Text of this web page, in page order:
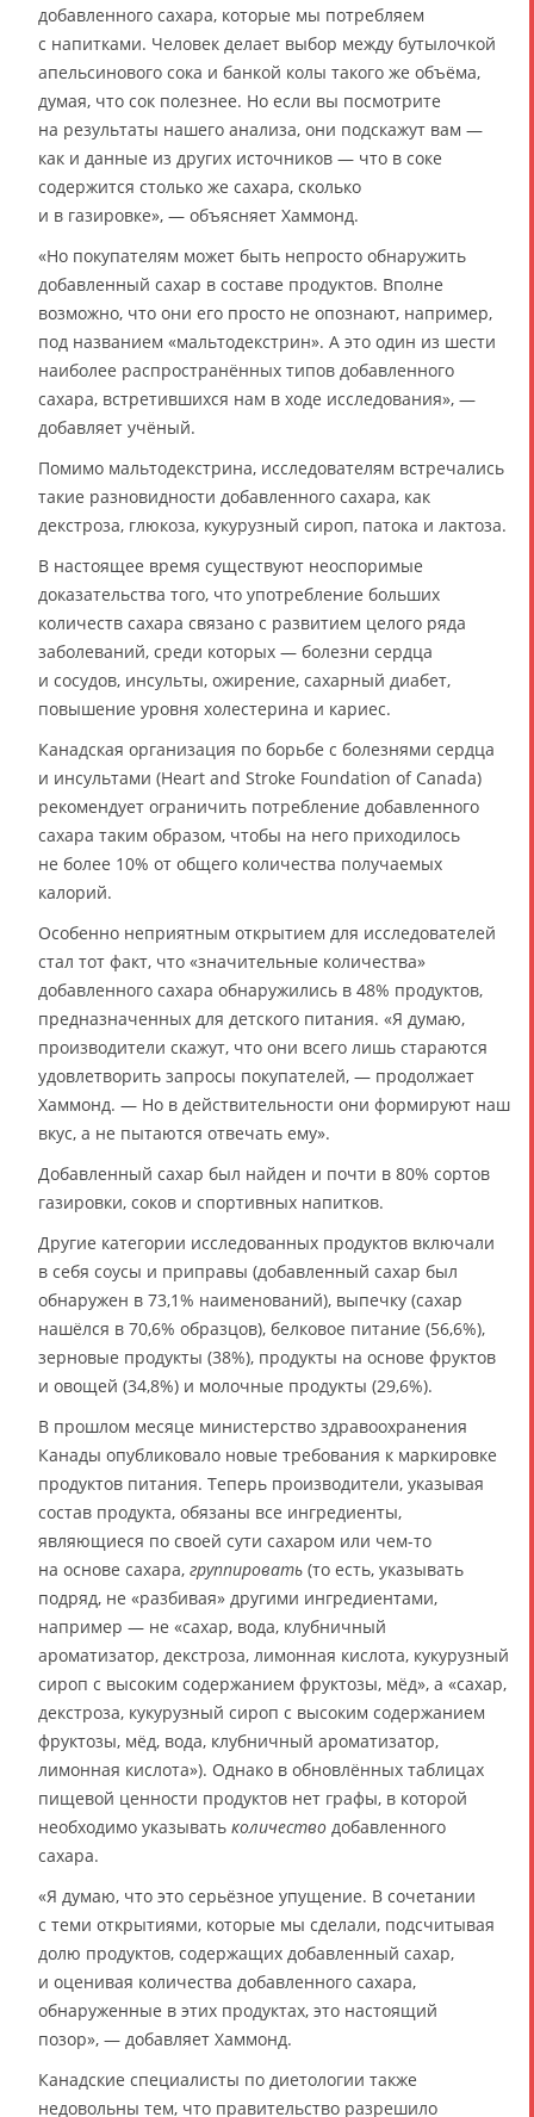
добавленного сахара, которые мы потребляем
с напитками. Человек делает выбор между бутылочкой
апельсинового сока и банкой колы такого же объёма,
думая, что сок полезнее. Но если вы посмотрите
на результаты нашего анализа, они подскажут вам —
как и данные из других источников — что в соке
содержится столько же сахара, сколько
и в газировке», — объясняет Хаммонд.
«Но покупателям может быть непросто обнаружить
добавленный сахар в составе продуктов. Вполне
возможно, что они его просто не опознают, например,
под названием «мальтодекстрин». А это один из шести
наиболее распространённых типов добавленного
сахара, встретившихся нам в ходе исследования», —
добавляет учёный.
Помимо мальтодекстрина, исследователям встречались
такие разновидности добавленного сахара, как
декстроза, глюкоза, кукурузный сироп, патока и лактоза.
В настоящее время существуют неоспоримые
доказательства того, что употребление больших
количеств сахара связано с развитием целого ряда
заболеваний, среди которых — болезни сердца
и сосудов, инсульты, ожирение, сахарный диабет,
повышение уровня холестерина и кариес.
Канадская организация по борьбе с болезнями сердца
и инсультами (Heart and Stroke Foundation of Canada)
рекомендует ограничить потребление добавленного
сахара таким образом, чтобы на него приходилось
не более 10% от общего количества получаемых
калорий.
Особенно неприятным открытием для исследователей
стал тот факт, что «значительные количества»
добавленного сахара обнаружились в 48% продуктов,
предназначенных для детского питания. «Я думаю,
производители скажут, что они всего лишь стараются
удовлетворить запросы покупателей, — продолжает
Хаммонд. — Но в действительности они формируют наш
вкус, а не пытаются отвечать ему».
Добавленный сахар был найден и почти в 80% сортов
газировки, соков и спортивных напитков.
Другие категории исследованных продуктов включали
в себя соусы и приправы (добавленный сахар был
обнаружен в 73,1% наименований), выпечку (сахар
нашёлся в 70,6% образцов), белковое питание (56,6%),
зерновые продукты (38%), продукты на основе фруктов
и овощей (34,8%) и молочные продукты (29,6%).
В прошлом месяце министерство здравоохранения
Канады опубликовало новые требования к маркировке
продуктов питания. Теперь производители, указывая
состав продукта, обязаны все ингредиенты,
являющиеся по своей сути сахаром или чем-то
на основе сахара, группировать (то есть, указывать
подряд, не «разбивая» другими ингредиентами,
например — не «сахар, вода, клубничный
ароматизатор, декстроза, лимонная кислота, кукурузный
сироп с высоким содержанием фруктозы, мёд», а «сахар,
декстроза, кукурузный сироп с высоким содержанием
фруктозы, мёд, вода, клубничный ароматизатор,
лимонная кислота»). Однако в обновлённых таблицах
пищевой ценности продуктов нет графы, в которой
необходимо указывать количество добавленного
сахара.
«Я думаю, что это серьёзное упущение. В сочетании
с теми открытиями, которые мы сделали, подсчитывая
долю продуктов, содержащих добавленный сахар,
и оценивая количества добавленного сахара,
обнаруженные в этих продуктах, это настоящий
позор», — добавляет Хаммонд.
Канадские специалисты по диетологии также
недовольны тем, что правительство разрешило